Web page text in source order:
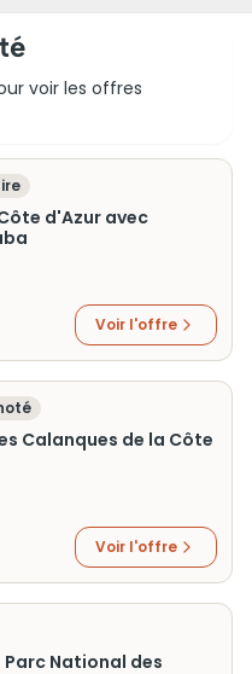
voir les offres
d'Azur avec
Voir l'offre
Calanques de la Côte
Voir l'offre
Parc National des